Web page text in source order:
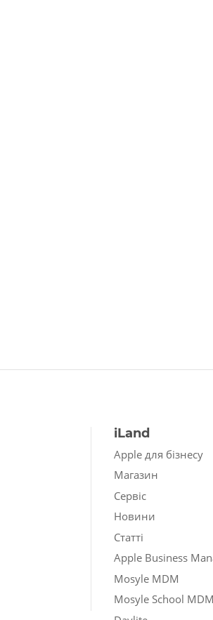
iLand
Apple для бізнесу
Магазин
Сервіс
Новини
Статті
Apple Business
Mosyle MDM
Mosyle School MDM